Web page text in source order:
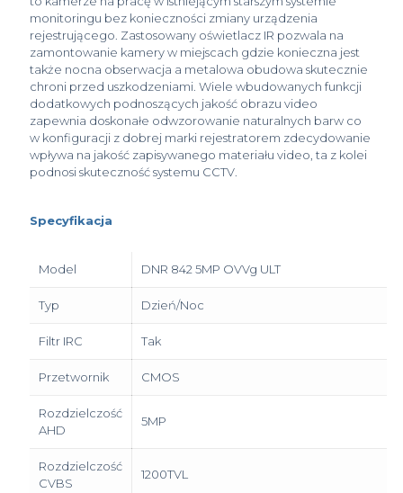
monitoringu bez konieczności zmiany urządzenia
rejestrującego. Zastosowany oświetlacz IR pozwala na
zamontowanie kamery w miejscach gdzie konieczna jest
także nocna obserwacja a metalowa obudowa skutecznie
chroni przed uszkodzeniami. Wiele wbudowanych funkcji
dodatkowych podnoszących jakość obrazu video
zapewnia doskonałe odwzorowanie naturalnych barw co
w konfiguracji z dobrej marki rejestratorem zdecydowanie
wpływa na jakość zapisywanego materiału video, ta z kolei
podnosi skuteczność systemu CCTV.
Specyfikacja
Model DNR 842 5MP OVVg ULT
Typ Dzień/Noc
Filtr IRC Tak
Przetwornik CMOS
Rozdzielczość
AHD
5MP
Rozdzielczość
CVBS
1200TVL